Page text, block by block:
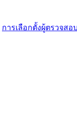
การเลือกตั้งผู้ตรวจส